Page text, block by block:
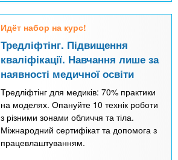
Идёт набор на курс!
Тредліфтінг. Підвищення
кваліфікації. Навчання лише за
наявності медичної освіти
Тредліфтінг для медиків: 70% практики
на моделях. Опануйте 10 технік роботи
з різними зонами обличчя та тіла.
Міжнародний сертифікат та допомога з
працевлаштуванням.